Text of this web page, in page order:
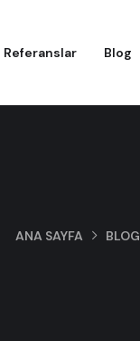
Referanslar Blog
ANA SAYFA BLOG